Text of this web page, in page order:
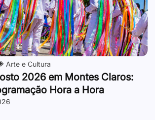
Arte e Cultura
2026 em Montes Claros:
Hora a Hora